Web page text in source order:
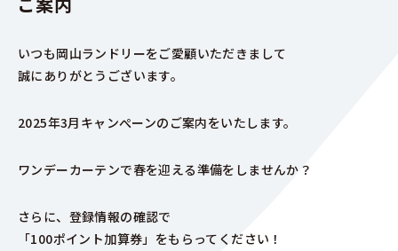
いつも岡山ランドリーをご愛顧いただきまして
誠にありがとうございます。
2025年3月キャンぺーンのご案内をいたします。
ワンデーカーテンで春を迎える準備をしませんか？
さらに、登録情報の確認で
「100ポイント加算券」をもらってください！